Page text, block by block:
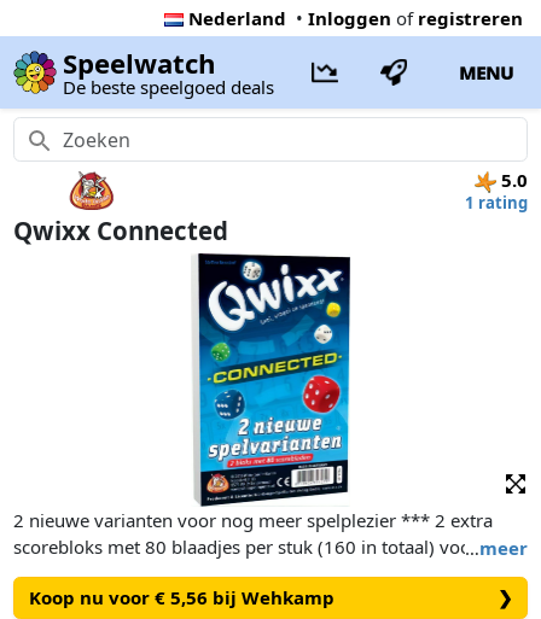
Nederland • Inloggen of registreren
Speelwatch
De beste speelgoed deals
MENU
5.0
1 rating
Qwixx Connected
…meer
2 nieuwe varianten voor nog meer spelplezier *** 2 extra
scorebloks met 80 blaadjes per stuk (160 in totaal) voor het
populaire dobbelspel en kaartspel QWIXX ***
Koop nu voor € 5,56 bij Wehkamp
❯